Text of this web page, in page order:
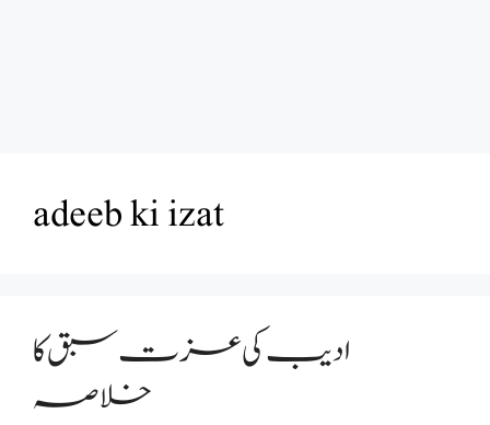
adeeb ki izat
ادیب کی عزت سبق کا
خلاصہ